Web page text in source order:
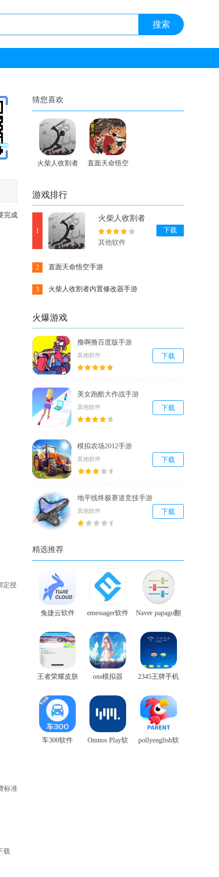
完成
定授
标准
载
猜您喜欢
火柴人收割者
直面天命悟空
游戏排行
1
火柴人收割者
内置修改器手
游
其他软件
下载
2 直面天命悟空手游
3 火柴人收割者内置修改器手游
火爆游戏
撸啊撸百度版手游
其他软件 下载
美女跑酷大作战手游
其他软件 下载
模拟农场2012手游
其他软件 下载
地平线终极赛道竞技手游
其他软件 下载
精选推荐
兔捷云软件 emessager软件
Naver papago翻
王者荣耀皮肤
ons模拟器
2345王牌手机
车300软件
Omnos Play软
pollyenglish软